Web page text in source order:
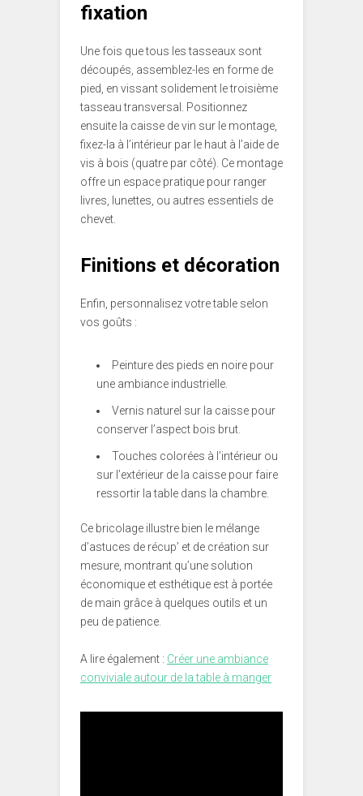
fixation
Une fois que tous les tasseaux sont
découpés, assemblez-les en forme de
pied, en vissant solidement le troisième
tasseau transversal. Positionnez
ensuite la caisse de vin sur le montage,
fixez-la à l’intérieur par le haut à l’aide de
vis à bois (quatre par côté). Ce montage
offre un espace pratique pour ranger
livres, lunettes, ou autres essentiels de
chevet.
Finitions et décoration
Enfin, personnalisez votre table selon
vos goûts :
Peinture des pieds en noire pour
une ambiance industrielle.
Vernis naturel sur la caisse pour
conserver l’aspect bois brut.
Touches colorées à l’intérieur ou
sur l’extérieur de la caisse pour faire
ressortir la table dans la chambre.
Ce bricolage illustre bien le mélange
d’astuces de récup’ et de création sur
mesure, montrant qu’une solution
économique et esthétique est à portée
de main grâce à quelques outils et un
peu de patience.
A lire également : Créer une ambiance
conviviale autour de la table à manger